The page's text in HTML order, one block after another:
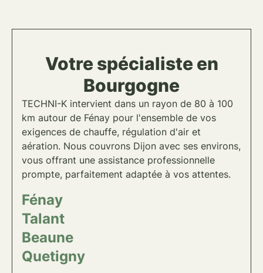
Votre spécialiste en
Bourgogne
TECHNI-K intervient dans un rayon de 80 à 100
km autour de Fénay pour l'ensemble de vos
exigences de chauffe, régulation d'air et
aération. Nous couvrons Dijon avec ses environs,
vous offrant une assistance professionnelle
prompte, parfaitement adaptée à vos attentes.
Fénay
Talant
Beaune
Quetigny